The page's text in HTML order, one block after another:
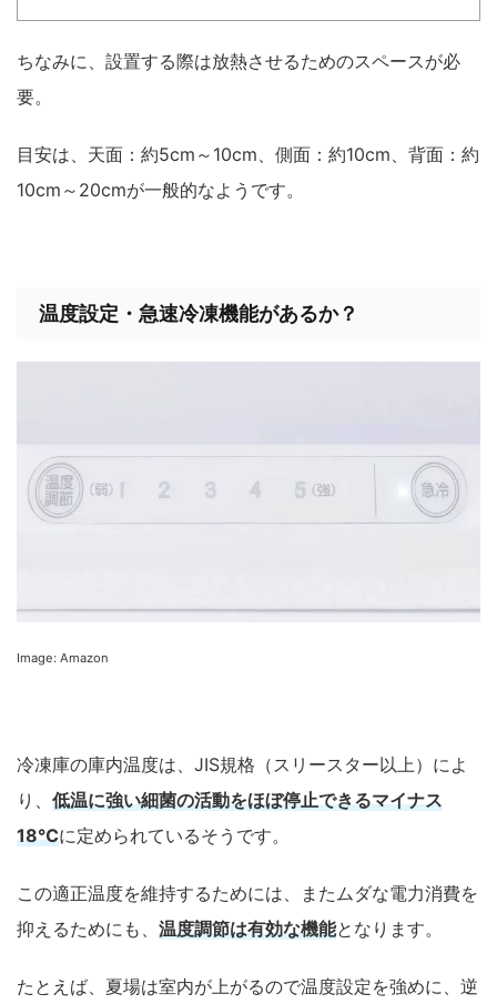
ちなみに、設置する際は放熱させるためのスペースが必
要。
目安は、天面：約5cm～10cm、側面：約10cm、背面：約
10cm～20cmが一般的なようです。
温度設定・急速冷凍機能があるか？
Image: Amazon
冷凍庫の庫内温度は、JIS規格（スリースター以上）によ
り、 低温に強い細菌の活動をほぼ停止できるマイナス
18℃に定められているそうです。
この適正温度を維持するためには、またムダな電力消費を
抑えるためにも、 温度調節は有効な機能となります。
たとえば、夏場は室内が上がるので温度設定を強めに、逆